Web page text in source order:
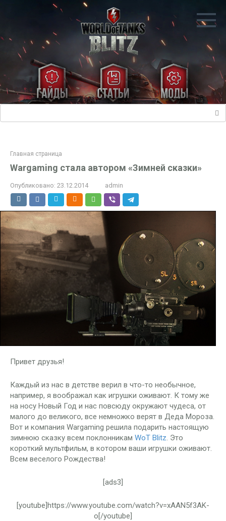
Главная страница
Wargaming стала автором «Зимней сказки»
Опубликовано: 23.12.2014 admin
Привет друзья!
Каждый из нас в детстве верил в что-то необычное,
например, я воображал как игрушки оживают. К тому же
на носу Новый Год и нас повсюду окружают чудеса, от
малого до великого, все немножко верят в Деда Мороза.
Вот и компания Wargaming решила подарить настоящую
зимнюю сказку всем поклонникам WoT Blitz . Это
короткий мультфильм, в котором ваши игрушки оживают.
Всем веселого Рождества!
[ads3]
[youtube]https://www.youtube.com/watch?v=xAAN5f3AK-
o[/youtube]